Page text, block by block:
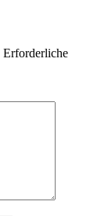
Erforderliche